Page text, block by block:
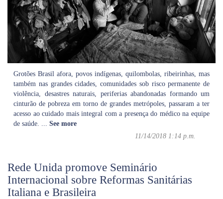
Grotões Brasil afora, povos indígenas, quilombolas, ribeirinhas, mas
também nas grandes cidades, comunidades sob risco permanente de
violência, desastres naturais, periferias abandonadas formando um
cinturão de pobreza em torno de grandes metrópoles, passaram a ter
acesso ao cuidado mais integral com a presença do médico na equipe
de saúde.
See more
11/14/2018 1:14 p.m.
Rede Unida promove Seminário
Internacional sobre Reformas Sanitárias
Italiana e Brasileira